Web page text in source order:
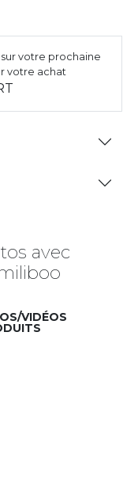
sur votre prochaine
votre achat
avec
VIDÉOS